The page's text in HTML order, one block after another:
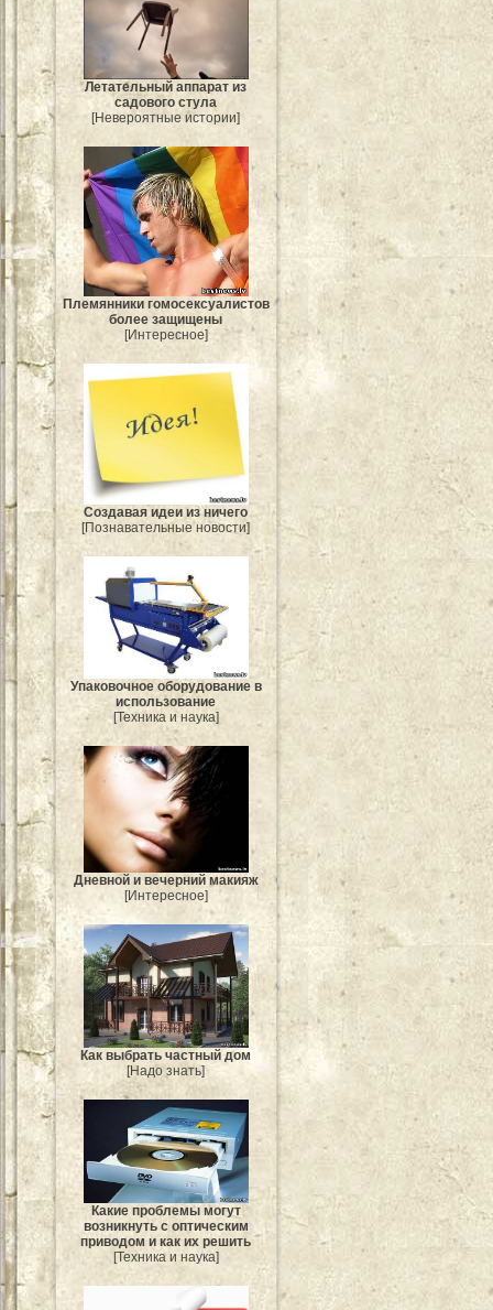
Летательный аппарат из
садового стула
[Невероятные истории]
Племянники гомосексуалистов
более защищены
[Интересное]
Создавая идеи из ничего
[Познавательные новости]
Упаковочное оборудование в
использование
[Техника и наука]
Дневной и вечерний макияж
[Интересное]
Как выбрать частный дом
[Надо знать]
Какие проблемы могут
возникнуть с оптическим
приводом и как их решить
[Техника и наука]